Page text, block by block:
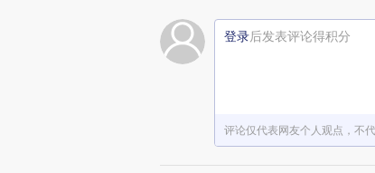
登录后发表评论得积分
评论仅代表网友个人观点，不